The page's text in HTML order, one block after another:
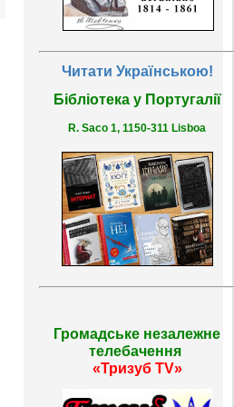
Читати Українською!
Бібліотека у Португалії
R. Saco 1, 1150-311 Lisboa
Громадське незалежне
телебачення
«Тризуб TV»